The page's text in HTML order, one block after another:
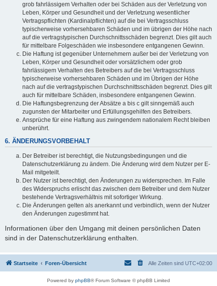
grob fahrlässigem Verhalten oder bei Schäden aus der Verletzung von
Leben, Körper und Gesundheit und der Verletzung wesentlicher
Vertragspflichten (Kardinalpflichten) auf die bei Vertragsschluss
typischerweise vorhersehbaren Schäden und im übrigen der Höhe nach
auf die vertragstypischen Durchschnittsschäden begrenzt. Dies gilt auch
für mittelbare Folgeschäden wie insbesondere entgangenen Gewinn.
Die Haftung ist gegenüber Unternehmern außer bei der Verletzung von
Leben, Körper und Gesundheit oder vorsätzlichem oder grob
fahrlässigem Verhalten des Betreibers auf die bei Vertragsschluss
typischerweise vorhersehbaren Schäden und im Übrigen der Höhe
nach auf die vertragstypischen Durchschnittsschäden begrenzt. Dies gilt
auch für mittelbare Schäden, insbesondere entgangenen Gewinn.
Die Haftungsbegrenzung der Absätze a bis c gilt sinngemäß auch
zugunsten der Mitarbeiter und Erfüllungsgehilfen des Betreibers.
Ansprüche für eine Haftung aus zwingendem nationalem Recht bleiben
unberührt.
6. ÄNDERUNGSVORBEHALT
Der Betreiber ist berechtigt, die Nutzungsbedingungen und die
Datenschutzerklärung zu ändern. Die Änderung wird dem Nutzer per E-
Mail mitgeteilt.
Der Nutzer ist berechtigt, den Änderungen zu widersprechen. Im Falle
des Widerspruchs erlischt das zwischen dem Betreiber und dem Nutzer
bestehende Vertragsverhältnis mit sofortiger Wirkung.
Die Änderungen gelten als anerkannt und verbindlich, wenn der Nutzer
den Änderungen zugestimmt hat.
Informationen über den Umgang mit deinen persönlichen Daten
sind in der Datenschutzerklärung enthalten.
Startseite Foren-Übersicht Alle Zeiten sind UTC+02:00
Powered by phpBB® Forum Software © phpBB Limited